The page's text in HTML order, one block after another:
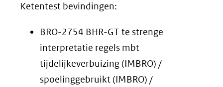
Ketentest bevindingen:
BRO-2754 BHR-GT te strenge
interpretatie regels mbt
tijdelijkeverbuizing (IMBRO) /
spoelinggebruikt (IMBRO) /